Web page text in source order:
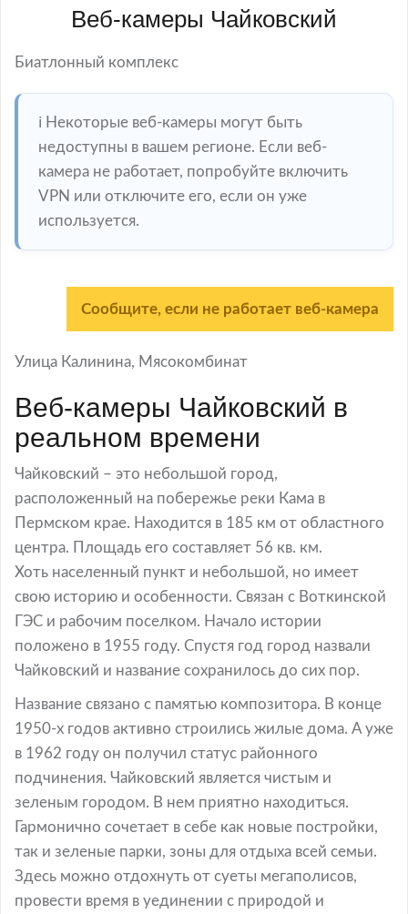
Веб-камеры Чайковский
Биатлонный комплекс
ℹ️ Некоторые веб-камеры могут быть
недоступны в вашем регионе. Если веб-
камера не работает, попробуйте включить
VPN или отключите его, если он уже
используется.
Сообщите, если не работает веб-камера
Улица Калинина, Мясокомбинат
Веб-камеры Чайковский в
реальном времени
Чайковский – это небольшой город,
расположенный на побережье реки Кама в
Пермском крае. Находится в 185 км от областного
центра. Площадь его составляет 56 кв. км.
Хоть населенный пункт и небольшой, но имеет
свою историю и особенности. Связан с Воткинской
ГЭС и рабочим поселком. Начало истории
положено в 1955 году. Спустя год город назвали
Чайковский и название сохранилось до сих пор.
Название связано с памятью композитора. В конце
1950-х годов активно строились жилые дома. А уже
в 1962 году он получил статус районного
подчинения. Чайковский является чистым и
зеленым городом. В нем приятно находиться.
Гармонично сочетает в себе как новые постройки,
так и зеленые парки, зоны для отдыха всей семьи.
Здесь можно отдохнуть от суеты мегаполисов,
провести время в уединении с природой и